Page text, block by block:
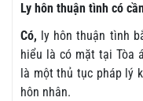
Ly hôn thuận tình có
Có, ly hôn thuận tình
hiểu là có mặt tại Tòa
là một thủ tục pháp lý
hôn nhân.